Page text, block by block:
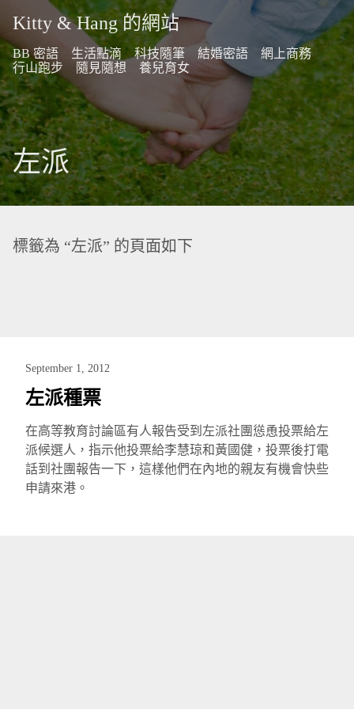
Kitty & Hang 的網站
BB 密語 生活點滴 科技隨筆 結婚密語
網上商務
行山跑步
隨見隨想 養兒育女
左派
標籤為 “左派” 的頁面如下
September 1, 2012
左派種票
在高等教育討論區有人報告受到左派社團慫恿投票給左
派候選人，指示他投票給李慧琼和黃國健，投票後打電
話到社團報告一下，這樣他們在內地的親友有機會快些
申請來港。